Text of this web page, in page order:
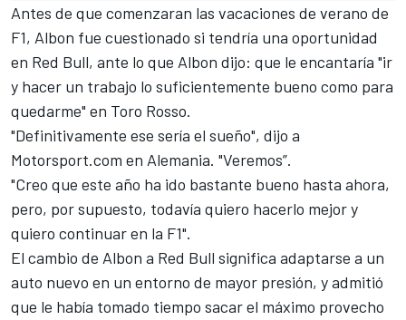
Antes de que comenzaran las vacaciones de verano de
F1, Albon fue cuestionado si tendría una oportunidad
en Red Bull, ante lo que Albon dijo: que le encantaría "ir
y hacer un trabajo lo suficientemente bueno como para
quedarme" en Toro Rosso.
"Definitivamente ese sería el sueño", dijo a
Motorsport.com en Alemania. "Veremos”.
"Creo que este año ha ido bastante bueno hasta ahora,
pero, por supuesto, todavía quiero hacerlo mejor y
quiero continuar en la F1".
El cambio de Albon a Red Bull significa adaptarse a un
auto nuevo en un entorno de mayor presión, y admitió
que le había tomado tiempo sacar el máximo provecho